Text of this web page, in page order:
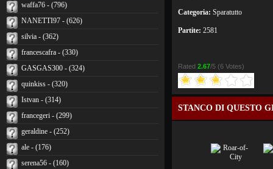
waffa76 - (796)
NANETTI97 - (626)
silvia - (362)
francescafra - (330)
GASGAS300 - (324)
quinkiss - (320)
Istvan - (314)
francegeri - (299)
geraldine - (252)
ale - (176)
serena56 - (160)
Categoria: Sparatutto
Partite: 2581
Rated 2.67/5 (6 Votes)
STANCO DI QUESTO